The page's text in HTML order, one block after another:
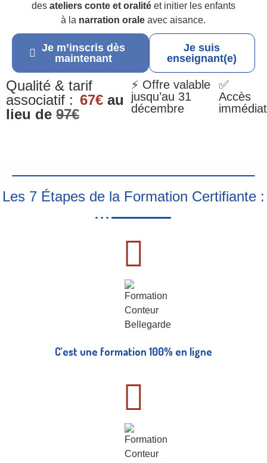
des ateliers conte et oralitéet initier les enfants
à la narration orale avec aisance.
Je m’inscris dès
maintenant
Je suis
enseignant(e)
Qualité & tarif
associatif : 67€ au
lieu de 97€
⚡ Offre valable
jusqu’au 31
décembre
✅
Accès
immédiat
Les 7 Étapes de la Formation Certifiante :
C’est une formation 100% en ligne